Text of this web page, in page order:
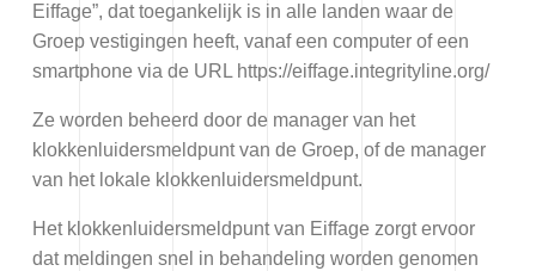
Eiffage”, dat toegankelijk is in alle landen waar de
Groep vestigingen heeft, vanaf een computer of een
smartphone via de URL https://eiffage.integrityline.org/
Ze worden beheerd door de manager van het
klokkenluidersmeldpunt van de Groep, of de manager
van het lokale klokkenluidersmeldpunt.
Het klokkenluidersmeldpunt van Eiffage zorgt ervoor
dat meldingen snel in behandeling worden genomen